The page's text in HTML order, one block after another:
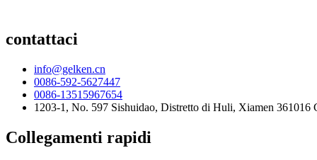
contattaci
info@gelken.cn
0086-592-5627447
0086-13515967654
1203-1, No. 597 Sishuidao, Distretto di Huli, Xiamen 361016
Collegamenti rapidi